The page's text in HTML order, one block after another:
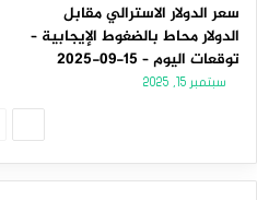
سعر الدولار الاسترالي مقابل
الدولار محاط بالضغوط الإيجابية –
توقعات اليوم – 15-09-2025
سبتمبر 15, 2025